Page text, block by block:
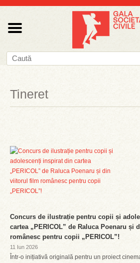
Tineret
Concurs de ilustrație pentru copii și
cartea „PERICOL” de Raluca Poenaru și
românesc pentru copii „PERICOL”!
11 Iun 2026
Într-o inițiativă originală pentru un proiect